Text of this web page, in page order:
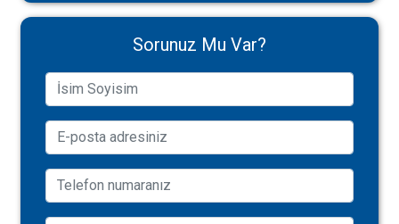
Sorunuz Mu Var?